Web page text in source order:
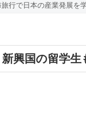
行で日本の産業発展を
興国の留学生